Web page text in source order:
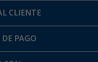
distribuidor
CLIENTE
PAGO